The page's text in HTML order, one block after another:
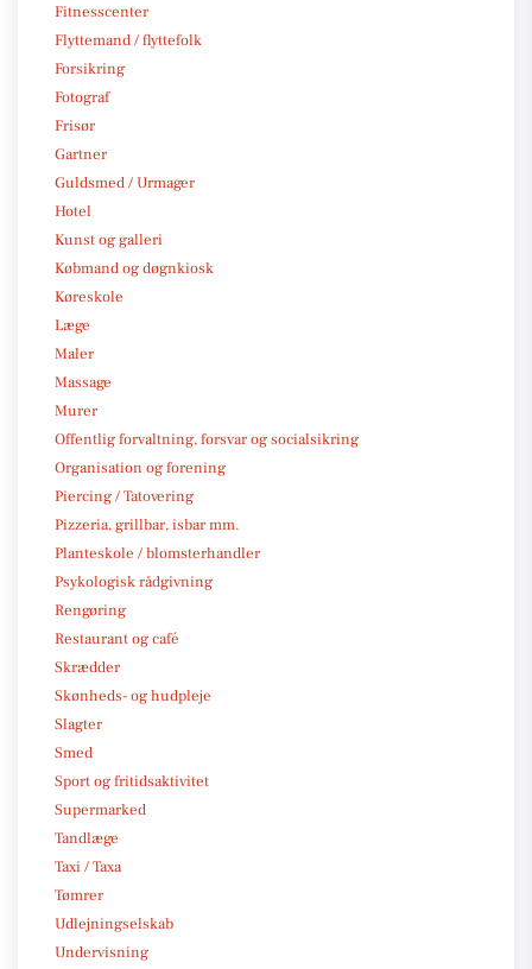
Fitnesscenter
Flyttemand / flyttefolk
Forsikring
Fotograf
Frisør
Gartner
Guldsmed / Urmager
Hotel
Kunst og galleri
Købmand og døgnkiosk
Køreskole
Læge
Maler
Massage
Murer
Offentlig forvaltning, forsvar og socialsikring
Organisation og forening
Piercing / Tatovering
Pizzeria, grillbar, isbar mm.
Planteskole / blomsterhandler
Psykologisk rådgivning
Rengøring
Restaurant og café
Skrædder
Skønheds- og hudpleje
Slagter
Smed
Sport og fritidsaktivitet
Supermarked
Tandlæge
Taxi / Taxa
Tømrer
Udlejningselskab
Undervisning